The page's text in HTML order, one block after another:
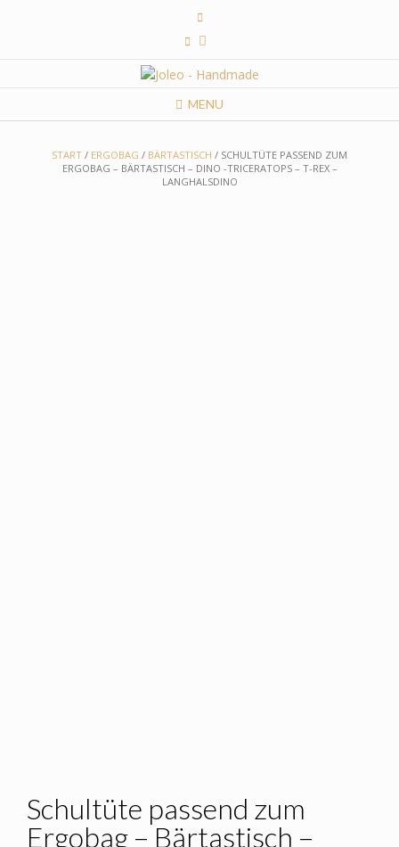
MENU
START / ERGOBAG / BÄRTASTISCH / SCHULTÜTE PASSEND ZUM
ERGOBAG – BÄRTASTISCH – DINO -TRICERATOPS – T-REX –
LANGHALSDINO
Schultüte passend zum
Ergobag – Bärtastisch –